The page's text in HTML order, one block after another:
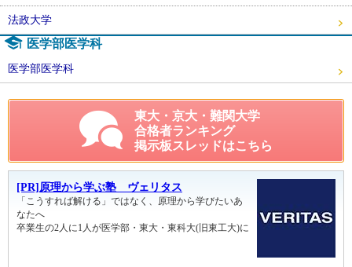
法政大学
医学部医学科
医学部医学科
東大・京大・難関大学
合格者ランキング
掲示板スレッドはこちら